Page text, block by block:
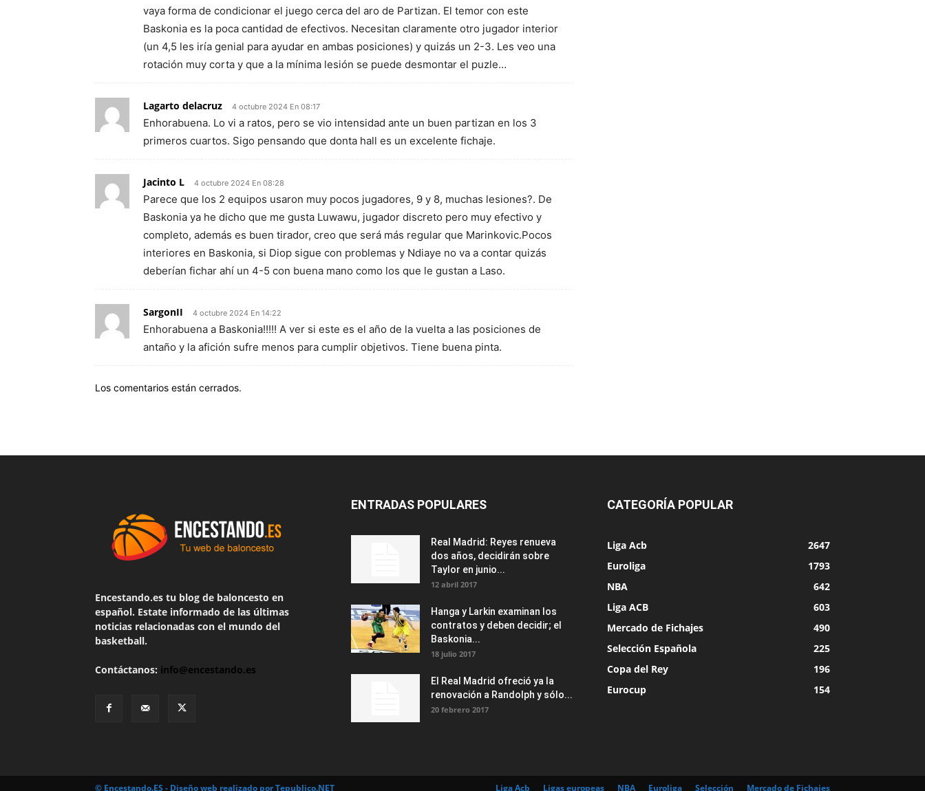
vaya forma de condicionar el juego cerca del aro de Partizan. El temor con este
Baskonia es la poca cantidad de efectivos. Necesitan claramente otro jugador interior
(un 4,5 les iría genial para ayudar en ambas posiciones) y quizás un 2-3. Les veo una
rotación muy corta y que a la mínima lesión se puede desmontar el puzle…
Lagarto delacruz 4 octubre 2024 En 08:17
Enhorabuena. Lo vi a ratos, pero se vio intensidad ante un buen partizan en los 3
primeros cuartos. Sigo pensando que donta hall es un excelente fichaje.
Jacinto L 4 octubre 2024 En 08:28
Parece que los 2 equipos usaron muy pocos jugadores, 9 y 8, muchas lesiones?. De
Baskonia ya he dicho que me gusta Luwawu, jugador discreto pero muy efectivo y
completo, además es buen tirador, creo que será más regular que Marinkovic.Pocos
interiores en Baskonia, si Diop sigue con problemas y Ndiaye no va a contar quizás
deberían fichar ahí un 4-5 con buena mano como los que le gustan a Laso.
SargonII 4 octubre 2024 En 14:22
Enhorabuena a Baskonia!!!!! A ver si este es el año de la vuelta a las posiciones de
antaño y la afición sufre menos para cumplir objetivos. Tiene buena pinta.
Los comentarios están cerrados.
Encestando.es tu blog de baloncesto en
español. Estate informado de las últimas
noticias relacionadas con el mundo del
basketball.
Contáctanos: info@encestando.es
ENTRADAS POPULARES
Real Madrid: Reyes renueva
dos años, decidirán sobre
Taylor en junio...
12 abril 2017
Hanga y Larkin examinan los
contratos y deben decidir; el
Baskonia...
18 julio 2017
El Real Madrid ofreció ya la
renovación a Randolph y sólo...
20 febrero 2017
CATEGORÍA POPULAR
Liga Acb
2647
Euroliga
1793
NBA
642
Liga ACB
603
Mercado de Fichajes
490
Selección Española
225
Copa del Rey
196
Eurocup
154
Liga Acb Ligas europeas NBA Euroliga Selección Mercado de Fichajes
© Encestando.ES - Diseño web realizado porTepublico.NET